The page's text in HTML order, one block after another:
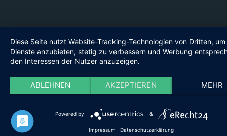
Diese Seite nutzt Website-Tracking-Technologien von Dritten, um
Dienste anzubieten, stetig zu verbessern und Werbung
den Interessen der Nutzer anzuzeigen.
ABLEHNEN AKZEPTIEREN MEHR
Powered by &
Impressum Datenschutzerklärung